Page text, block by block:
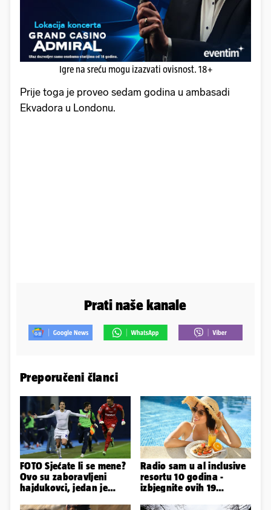
Igre na sreću mogu izazvati ovisnost. 18+
Prije toga je proveo sedam godina u ambasadi
Ekvadora u Londonu.
Prati naše kanale
Preporučeni članci
FOTO Sjećate li se mene?
Ovo su zaboravljeni
hajdukovci, jedan je
Radio sam u al inclusive
resortu 10 godina -
izbjegnite ovih 19